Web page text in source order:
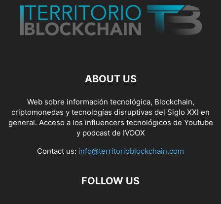
ABOUT US
Web sobre información tecnológica, Blockchain,
criptomonedas y tecnologías disruptivas del Siglo XXI en
general. Acceso a los influencers tecnológicos de Youtube
y podcast de IVOOX
Contact us: info@territorioblockchain.com
FOLLOW US